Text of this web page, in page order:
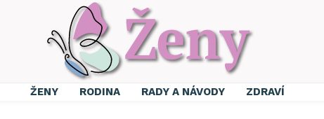
ŽENY RODINA RADY A NÁVODY ZDRAVÍ